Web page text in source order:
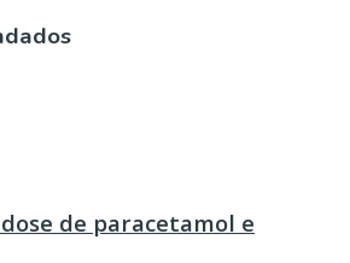
de paracetamol e